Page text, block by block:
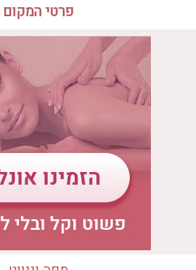
מידע נוסף:
ספא במלון דיוויד אינטרקונטיננטל הוא ספא
הנמצא במלון שהוא המיטב מבין המלונות
בינלאומית. המלון ממוקם במרכז תל אביב על
המפותלים של נווה צדק הרומנטית ויפו העתיקה
אחרי שהותכם בספא, וליהנות מזמן איכות רומנטי
ממש בלב מרכז העניינים של תל אביב, כך שבמרחק
מרכזי הבילויים והאטרקציות
להזמנת התקשרו:
03-9638458
שעות פעילות הספא
יום ראשון
10:00 - 18:00
יום שלישי
10:00 - 18:00
יום רביעי
10:00 - 18:00
יום חמישי
10:00 - 18:00
יום שישי
יום שבת
10:00 - 18:00
פרטי המקום
המקום מתאים ל
• ספא
• ספא זוגי
• ספא
• ספא במלון בוטיק
• יום כיף
איבזור במקום
• סאונה רטובה
• טיפול קלאסי
• חדר